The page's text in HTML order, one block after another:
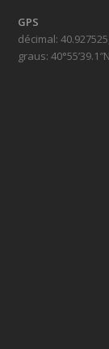
GPS
décimal:
graus: